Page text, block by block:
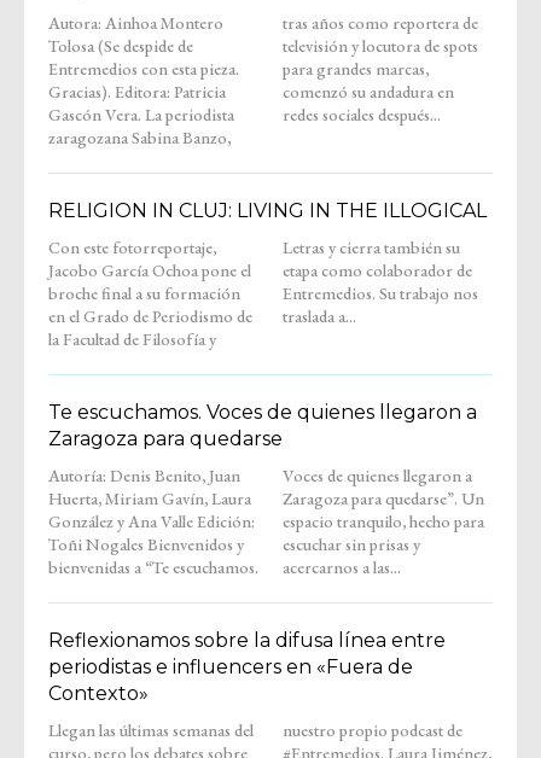
Autora: Ainhoa Montero
Tolosa (Se despide de
Entremedios con esta pieza.
Gracias). Editora: Patricia
Gascón Vera. La periodista
zaragozana Sabina Banzo,
tras años como reportera de
televisión y locutora de spots
para grandes marcas,
comenzó su andadura en
redes sociales después...
RELIGION IN CLUJ: LIVING IN THE ILLOGICAL
Con este fotorreportaje,
Jacobo García Ochoa pone el
broche final a su formación
en el Grado de Periodismo de
la Facultad de Filosofía y
Letras y cierra también su
etapa como colaborador de
Entremedios. Su trabajo nos
traslada a...
Te escuchamos. Voces de quienes llegaron a
Zaragoza para quedarse
Autoría: Denis Benito, Juan
Huerta, Miriam Gavín, Laura
González y Ana Valle Edición:
Toñi Nogales Bienvenidos y
bienvenidas a “Te escuchamos.
Voces de quienes llegaron a
Zaragoza para quedarse”. Un
espacio tranquilo, hecho para
escuchar sin prisas y
acercarnos a las...
Reflexionamos sobre la difusa línea entre
periodistas e influencers en «Fuera de
Contexto»
Llegan las últimas semanas del
curso, pero los debates sobre
nuestro propio podcast de
#Entremedios. Laura Jiménez,